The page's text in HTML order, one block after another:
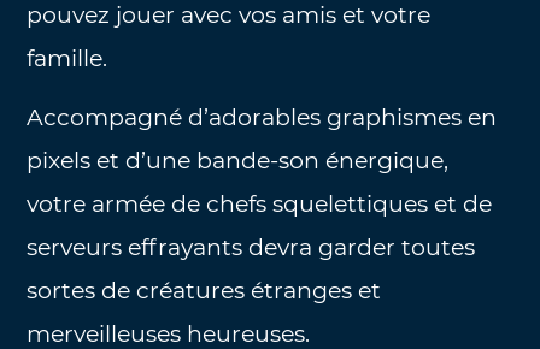
pouvez jouer avec vos amis et votre
famille.
Accompagné d’adorables graphismes en
pixels et d’une bande-son énergique,
votre armée de chefs squelettiques et de
serveurs effrayants devra garder toutes
sortes de créatures étranges et
merveilleuses heureuses.